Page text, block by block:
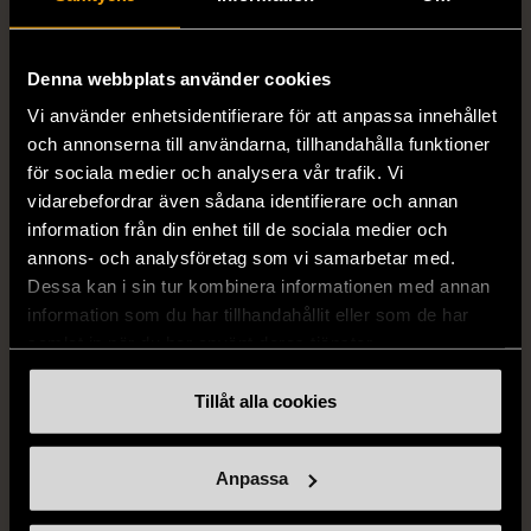
Denna webbplats använder cookies
Vi använder enhetsidentifierare för att anpassa innehållet
och annonserna till användarna, tillhandahålla funktioner
för sociala medier och analysera vår trafik. Vi
vidarebefordrar även sådana identifierare och annan
information från din enhet till de sociala medier och
annons- och analysföretag som vi samarbetar med.
Dessa kan i sin tur kombinera informationen med annan
information som du har tillhandahållit eller som de har
Tillåt alla cookies
Anpassa
Gott skick
169 kr
129 kr
1/5
Rodebjer - Mönstrad topp
med knappdetalj
1/5
H&M - Leopardmönstrad
volangklänning
XS (32-34)
99 kr